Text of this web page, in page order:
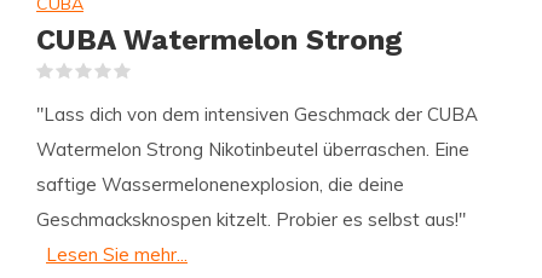
CUBA Watermelon Strong
"Lass dich von dem intensiven Geschmack der CUBA
Watermelon Strong Nikotinbeutel überraschen. Eine
saftige Wassermelonenexplosion, die deine
Geschmacksknospen kitzelt. Probier es selbst aus!"
Lesen Sie mehr...